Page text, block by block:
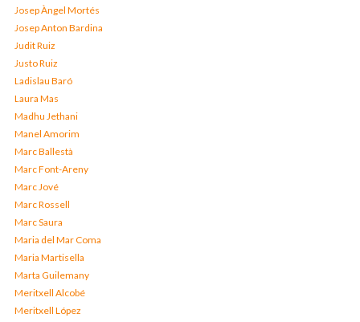
Josep Àngel Mortés
Josep Anton Bardina
Judit Ruiz
Justo Ruiz
Ladislau Baró
Laura Mas
Madhu Jethani
Manel Amorim
Marc Ballestà
Marc Font-Areny
Marc Jové
Marc Rossell
Marc Saura
Maria del Mar Coma
Maria Martisella
Marta Guilemany
Meritxell Alcobé
Meritxell López